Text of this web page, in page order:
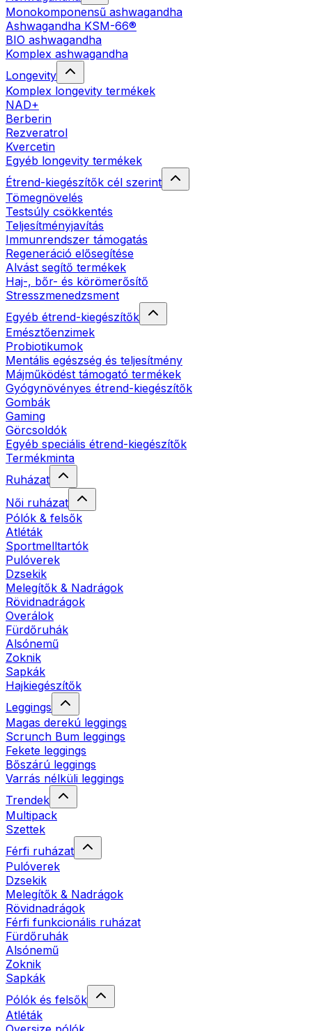
Monokomponensű ashwagandha
Ashwagandha KSM-66®
BIO ashwagandha
Komplex ashwagandha
Longevity
Komplex longevity termékek
NAD+
Berberin
Rezveratrol
Kvercetin
Egyéb longevity termékek
Étrend-kiegészítők cél szerint
Tömegnövelés
Testsúly csökkentés
Teljesítményjavítás
Immunrendszer támogatás
Regeneráció elősegítése
Alvást segítő termékek
Haj-, bőr- és körömerősítő
Stresszmenedzsment
Egyéb étrend-kiegészítők
Emésztőenzimek
Probiotikumok
Mentális egészség és teljesítmény
Májműködést támogató termékek
Gyógynövényes étrend-kiegészítők
Gombák
Gaming
Görcsoldók
Egyéb speciális étrend-kiegészítők
Termékminta
Ruházat
Női ruházat
Pólók & felsők
Atléták
Sportmelltartók
Pulóverek
Dzsekik
Melegítők & Nadrágok
Rövidnadrágok
Overálok
Fürdőruhák
Alsónemű
Zoknik
Sapkák
Hajkiegészítők
Leggings
Magas derekú leggings
Scrunch Bum leggings
Fekete leggings
Bőszárú leggings
Varrás nélküli leggings
Trendek
Multipack
Szettek
Férfi ruházat
Pulóverek
Dzsekik
Melegítők & Nadrágok
Rövidnadrágok
Férfi funkcionális ruházat
Fürdőruhák
Alsónemű
Zoknik
Sapkák
Pólók és felsők
Atléták